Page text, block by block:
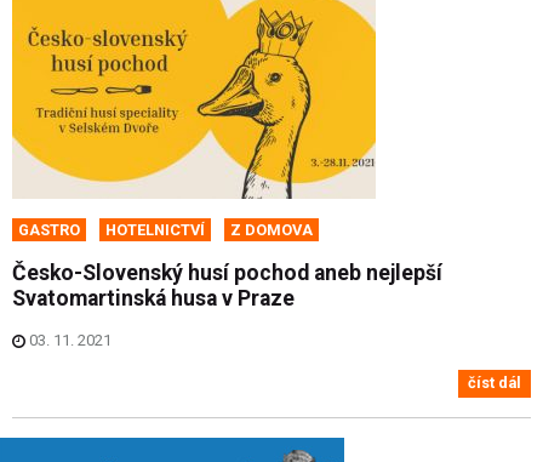
GASTRO HOTELNICTVÍ Z DOMOVA
Česko-Slovenský husí pochod aneb nejlepší
Svatomartinská husa v Praze
03. 11. 2021
číst dál